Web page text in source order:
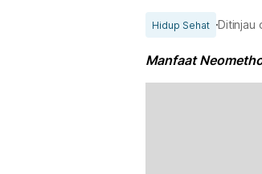
Hidup Sehat Ditinjau
Manfaat